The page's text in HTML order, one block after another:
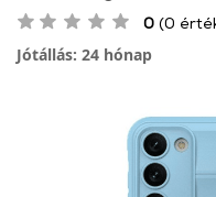
0 (0
Jótállás: 24 hónap